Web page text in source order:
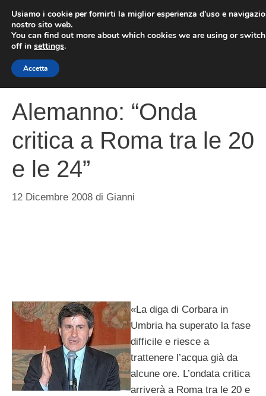
contenuto
Alemanno: “Onda
critica a Roma tra le 20
e le 24”
12 Dicembre 2008 di Gianni
«La diga di Corbara in
Umbria ha superato la fase
difficile e riesce a
trattenere l’acqua già da
alcune ore. L’ondata critica
arriverà a Roma tra le 20 e
Usiamo i cookie per fornirti la miglior esperienza d'uso e
nostro sito web.
You can find out more about which cookies we are using or
off in settings.
Accetta